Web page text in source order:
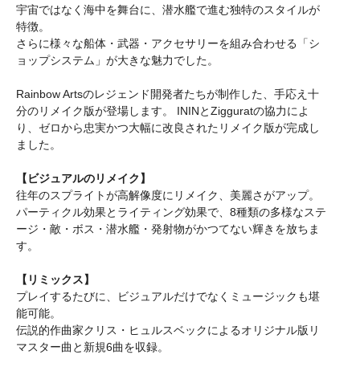
宇宙ではなく海中を舞台に、潜水艦で進む独特のスタイルが
特徴。
さらに様々な船体・武器・アクセサリーを組み合わせる「シ
ョップシステム」が大きな魅力でした。
Rainbow Artsのレジェンド開発者たちが制作した、手応え十
分のリメイク版が登場します。 ININとZigguratの協力によ
り、ゼロから忠実かつ大幅に改良されたリメイク版が完成し
ました。
【ビジュアルのリメイク】
往年のスプライトが高解像度にリメイク、美麗さがアップ。
パーティクル効果とライティング効果で、8種類の多様なステ
ージ・敵・ボス・潜水艦・発射物がかつてない輝きを放ちま
す。
【リミックス】
プレイするたびに、ビジュアルだけでなくミュージックも堪
能可能。
伝説的作曲家クリス・ヒュルスベックによるオリジナル版リ
マスター曲と新規6曲を収録。